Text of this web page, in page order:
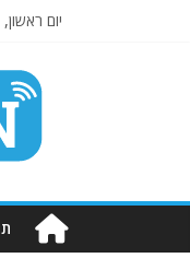
יום ראשון,
מודיעין